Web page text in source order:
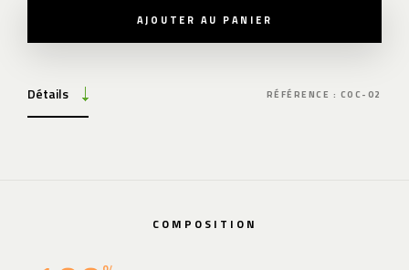
AJOUTER AU PANIER
Détails RÉFÉRENCE : COC-02
COMPOSITION